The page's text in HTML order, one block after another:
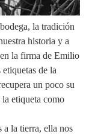
la tradición
historia y a
la firma de Emilio
de la
un poco su
etiqueta como
a la tierra, ella nos